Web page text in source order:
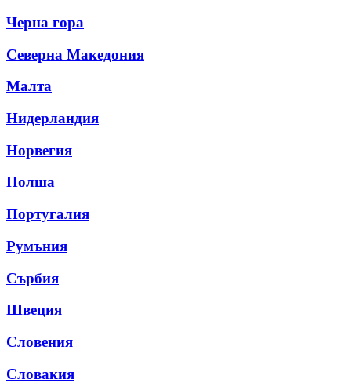
Черна гора
Северна Македония
Малта
Нидерландия
Норвегия
Полша
Португалия
Румъния
Сърбия
Швеция
Словения
Словакия